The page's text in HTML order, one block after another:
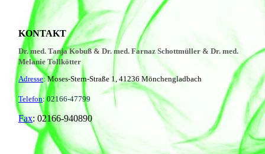
KONTAKT
Dr. med. Tanja Kobuß & Dr. med. Farnaz Schottmüller & Dr. med.
Melanie Tollkötter
Adresse:Moses-Stern-Straße 1,41236 Mönchengladbach
Telefon: 02166-47799
Fax: 02166-940890